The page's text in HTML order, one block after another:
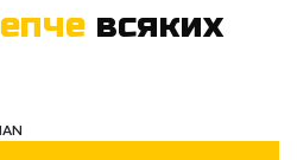
всяких